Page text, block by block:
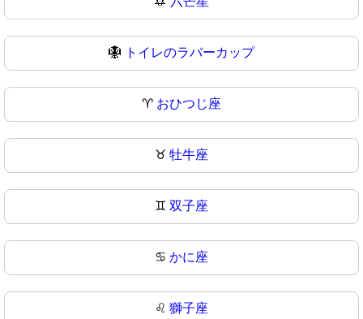
🪯 トイレのラバーカップ
♈ おひつじ座
♉ 牡牛座
♊ 双子座
♋ かに座
♌ 獅子座